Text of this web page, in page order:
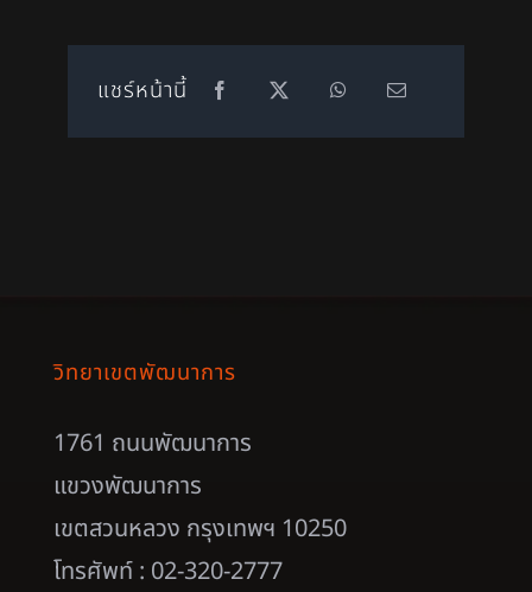
แชร์หน้านี้
วิทยาเขตพัฒนาการ
1761 ถนนพัฒนาการ
แขวงพัฒนาการ
เขตสวนหลวง กรุงเทพฯ 10250
โทรศัพท์ : 02-320-2777